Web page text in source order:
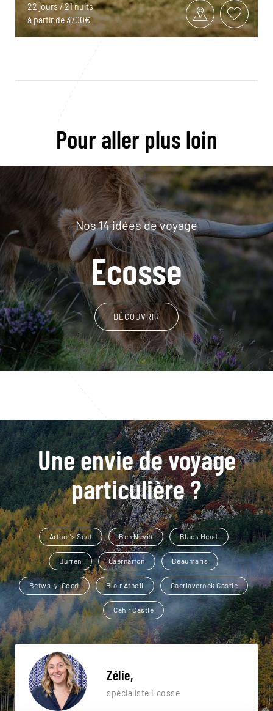
22 jours / 21 nuits
à partir de 3700€
Pour aller plus loin
Nos 14 idées de voyage
Ecosse
DÉCOUVRIR
Une envie de voyage
particulière ?
Arthur's Seat Ben Nevis Black Head
Burren Caernarfon Beaumaris
Betws-y-Coed Blair Atholl Caerlaverock Castle
Cahir Castle
Zélie,
spécialiste Ecosse